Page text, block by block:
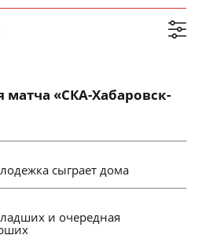
матча «СКА-Хабаровск-
сыграет дома
и очередная